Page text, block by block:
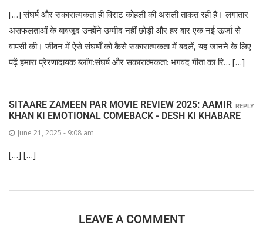
[…] संघर्ष और सकारात्मकता ही विराट कोहली की असली ताकत रही है। लगातार
असफलताओं के बावजूद उन्होंने उम्मीद नहीं छोड़ी और हर बार एक नई ऊर्जा से
वापसी की। जीवन में ऐसे संघर्षों को कैसे सकारात्मकता में बदलें, यह जानने के लिए
पढ़ें हमारा प्रेरणादायक ब्लॉग:संघर्ष और सकारात्मकता: भगवद गीता का रि… […]
SITAARE ZAMEEN PAR MOVIE REVIEW 2025: AAMIR
KHAN KI EMOTIONAL COMEBACK - DESH KI KHABARE
June 21, 2025 - 9:08 am
[…] […]
REPLY
LEAVE A COMMENT